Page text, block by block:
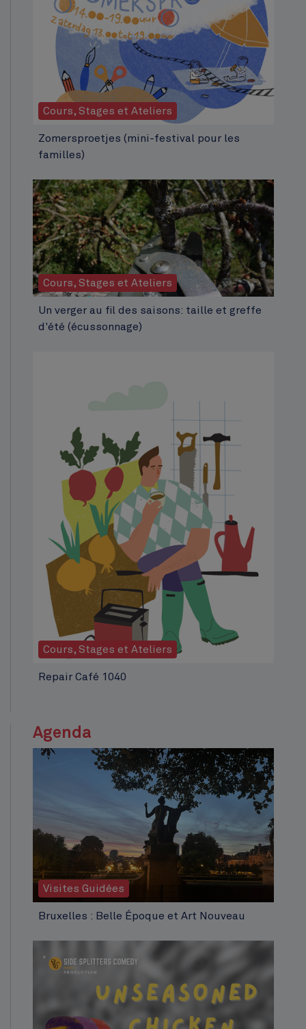
Cours, Stages et Ateliers
Zomersproetjes (mini-festival pour les
familles)
Cours, Stages et Ateliers
Un verger au fil des saisons: taille et greffe
d'été (écussonnage)
Cours, Stages et Ateliers
Repair Café 1040
Agenda
Visites Guidées
Bruxelles : Belle Époque et Art Nouveau